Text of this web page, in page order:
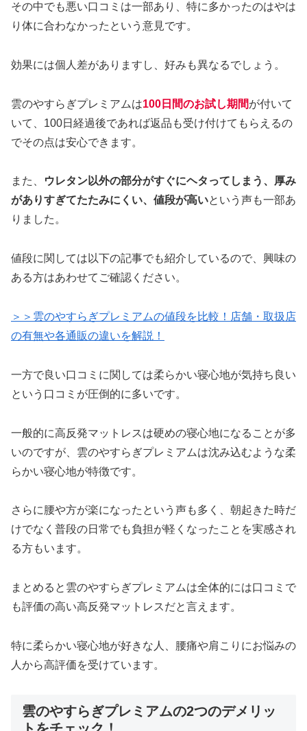
その中でも悪い口コミは一部あり、特に多かったのはやは
り体に合わなかったという意見です。
効果には個人差がありますし、好みも異なるでしょう。
雲のやすらぎプレミアムは100日間のお試し期間が付いて
いて、100日経過後であれば返品も受け付けてもらえるの
でその点は安心できます。
また、
ウレタン以外の部分がすぐにヘタってしまう、厚み
がありすぎてたたみにくい、値段が高いという声も一部あ
りました。
値段に関しては以下の記事でも紹介しているので、興味の
ある方はあわせてご確認ください。
＞＞雲のやすらぎプレミアムの値段を比較！店舗・取扱店
の有無や各通販の違いを解説！
一方で良い口コミに関しては柔らかい寝心地が気持ち良い
という口コミが圧倒的に多いです。
一般的に高反発マットレスは硬めの寝心地になることが多
いのですが、雲のやすらぎプレミアムは沈み込むような柔
らかい寝心地が特徴です。
さらに腰や方が楽になったという声も多く、朝起きた時だ
けでなく普段の日常でも負担が軽くなったことを実感され
る方もいます。
まとめると雲のやすらぎプレミアムは全体的には口コミで
も評価の高い高反発マットレスだと言えます。
特に柔らかい寝心地が好きな人、腰痛や肩こりにお悩みの
人から高評価を受けています。
雲のやすらぎプレミアムの2つのデメリッ